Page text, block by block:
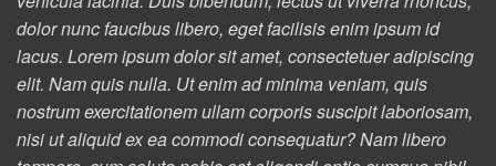
dolor nunc faucibus libero, eget facilisis enim ipsum id
lacus. Lorem ipsum dolor sit amet, consectetuer adipiscing
elit. Nam quis nulla. Ut enim ad minima veniam, quis
nostrum exercitationem ullam corporis suscipit laboriosam,
nisi ut aliquid ex ea commodi consequatur? Nam libero